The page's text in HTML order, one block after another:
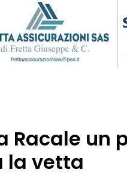
Racale un
la vetta